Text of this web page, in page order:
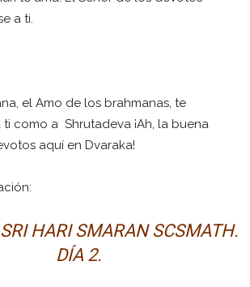
a ti.
el Amo de los brahmanas, te
como a Shrutadeva ¡Ah, la buena
aquí en Dvaraka!
HARI SMARAN SCSMATH.
DÍA 2.